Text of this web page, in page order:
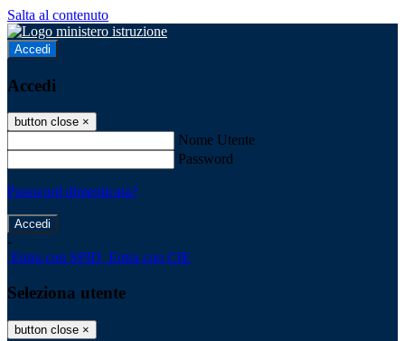
Salta al contenuto
Accedi
Accedi
button close ×
Nome Utente
Password
Password dimenticata?
-
Entra con SPID Entra con CIE
Seleziona utente
button close ×